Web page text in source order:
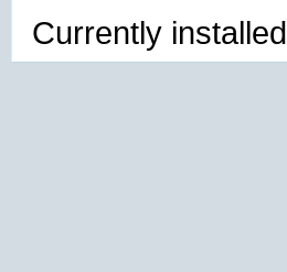
Currently installed